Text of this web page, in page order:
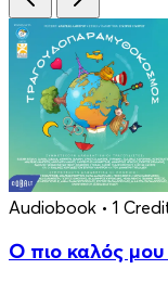
Audiobook • 1
Ο πιο καλός μου